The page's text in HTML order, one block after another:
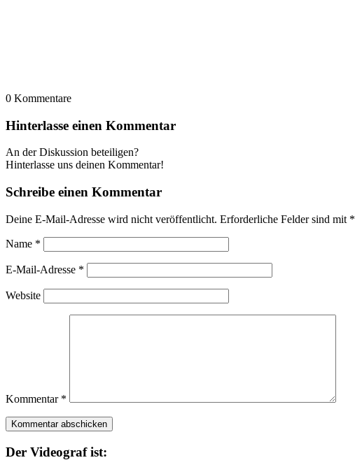
0 Kommentare
Hinterlasse einen Kommentar
An der Diskussion beteiligen?
Hinterlasse uns deinen Kommentar!
Schreibe einen Kommentar
Deine E-Mail-Adresse wird nicht veröffentlicht. Erforderliche Felder sind mit *
Name *
E-Mail-Adresse *
Website
Kommentar *
Der Videograf ist: